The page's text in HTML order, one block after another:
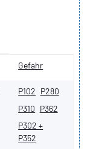
Gefahr
P102 P280
P310 P362
P302 +
P352